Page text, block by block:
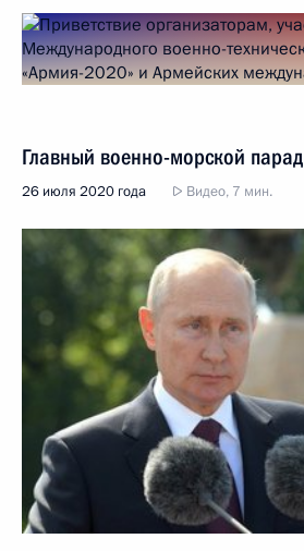
Главный военно-морской парад
26 июля 2020 года Видео, 7 мин.